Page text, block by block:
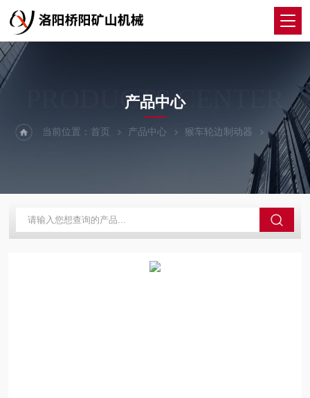
PRODUCTS CENTER
产品中心
当前位置：首页 产品中心 猴车轮边制动器 轮边制